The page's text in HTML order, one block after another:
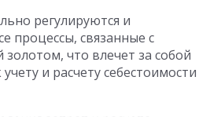
регулируются и
процессы, связанные с
что влечет за собой
и расчету себестоимости